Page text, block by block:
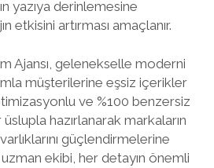
yazıya derinlemesine
etkisini artırması amaçlanır.
Ajansı, gelenekselle moderni
müşterilerine eşsiz içerikler
ve %100 benzersiz
hazırlanarak markaların
güçlendirmelerine
uzman ekibi, her detayın önemli